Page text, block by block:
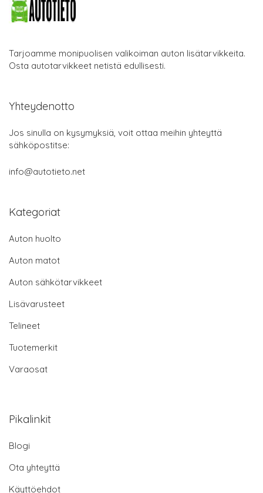
Tarjoamme monipuolisen valikoiman auton lisätarvikkeita.
Osta autotarvikkeet netistä edullisesti.
Yhteydenotto
Jos sinulla on kysymyksiä, voit ottaa meihin yhteyttä
sähköpostitse:
info@autotieto.net
Kategoriat
Auton huolto
Auton matot
Auton sähkötarvikkeet
Lisävarusteet
Telineet
Tuotemerkit
Varaosat
Pikalinkit
Blogi
Ota yhteyttä
Käyttöehdot